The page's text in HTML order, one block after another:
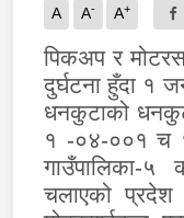
A A- A+
पिकअप र
दुर्घटना हुँदा १
धनकुटाको
१ -०४-००१ च
गाउँपालिका-
चलाएको